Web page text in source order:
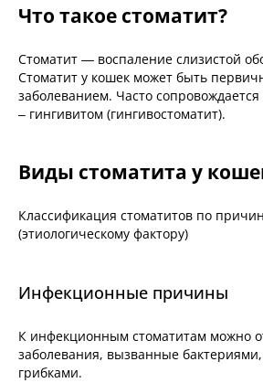
Что такое стоматит?
Стоматит — воспаление слизистой
Стоматит у кошек может быть
заболеванием. Часто
– гингивитом (гингивостоматит).
Виды стоматита у
Классификация стоматитов по
(этиологическому фактору)
Инфекционные причины
К инфекционным стоматитам можно
заболевания, вызванные
грибками.